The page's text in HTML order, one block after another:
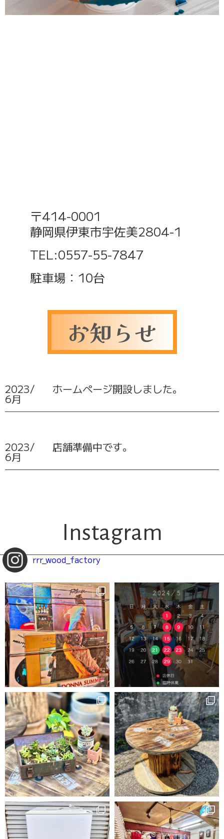
〒414-0001
静岡県伊東市宇佐美2804-1
TEL:0557-55-7847
駐車場：10台
お知らせ
2023/
6月
ホームページ開設しました。
2023/
6月
店舗準備中です。
Instagram
rrr_wood_factory